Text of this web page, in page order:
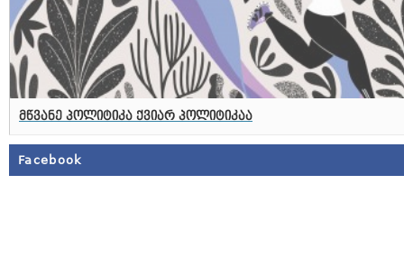
მწვანე პოლიტიკა ქვიარ პოლიტიკაა
Facebook